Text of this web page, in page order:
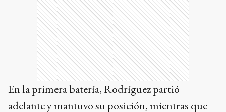
En la primera batería, Rodríguez partió
adelante y mantuvo su posición, mientras que